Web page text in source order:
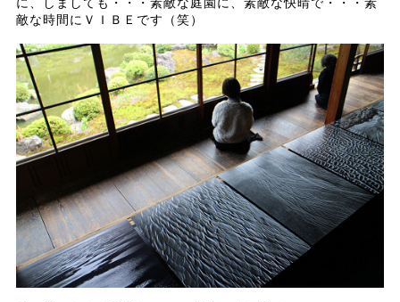
に、しましても・・・素敵な庭園に、素敵な快晴で・・・素
敵な時間にＶＩＢＥです（笑）